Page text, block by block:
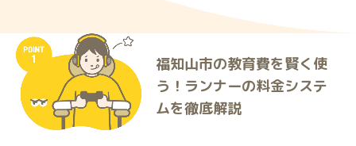
福知山市の教育費を賢く使
う！ランナーの料金システ
ムを徹底解説